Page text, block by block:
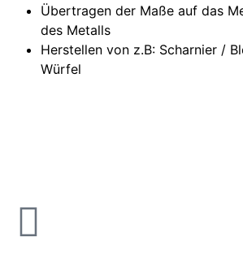
Übertragen der Maße auf das
des Metalls
Herstellen von z.B: Scharnier /
Würfel